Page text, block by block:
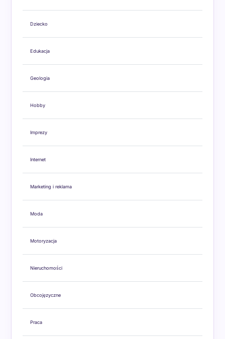
Dziecko
Edukacja
Geologia
Hobby
Imprezy
Internet
Marketing i reklama
Moda
Motoryzacja
Nieruchomości
Obcojęzyczne
Praca